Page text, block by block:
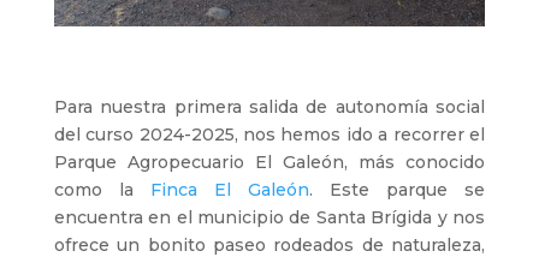
Para nuestra primera salida de autonomía social
del curso 2024-2025, nos hemos ido a recorrer el
Parque Agropecuario El Galeón, más conocido
como la Finca El Galeón. Este parque se
encuentra en el municipio de Santa Brígida y nos
ofrece un bonito paseo rodeados de naturaleza,